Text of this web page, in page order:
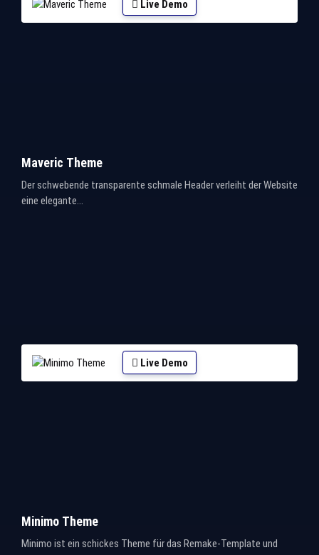
Live Demo
Maveric Theme
Der schwebende transparente schmale Header verleiht der Website
eine elegante...
Live Demo
Minimo Theme
Minimo ist ein schickes Theme für das Remake-Template und